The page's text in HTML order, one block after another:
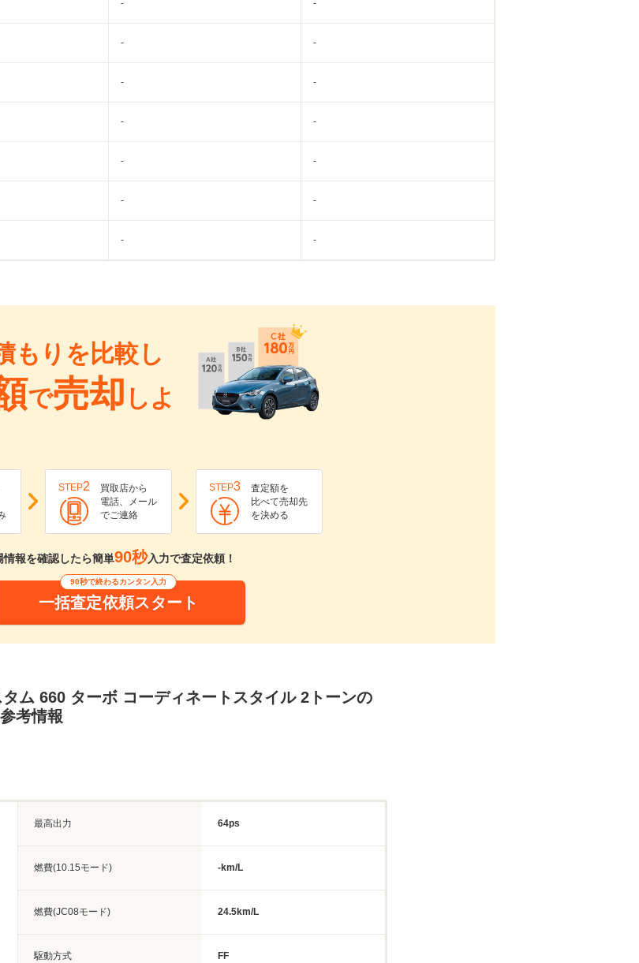
- -
- -
- -
- -
- -
- -
- -
もりを比較し
で売却 しよ
STEP2
買取店から
電話、メール
でご連絡
STEP3
査定額を
比べて売却先
を決める
情報を確認したら簡単90秒入力で査定依頼！
90秒で終わるカンタン入力
一括査定依頼スタート
ム 660 ターボ コーディネートスタイル 2トーンの
考情報
最高出力 64ps
燃費(10.15モード) -km/L
燃費(JC08モード) 24.5km/L
駆動方式 FF